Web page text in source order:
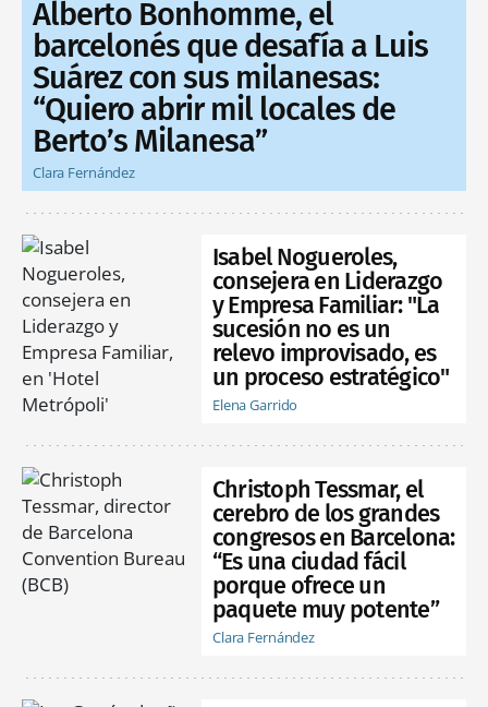
Alberto Bonhomme, el
barcelonés que desafía a Luis
Suárez con sus milanesas:
“Quiero abrir mil locales de
Berto’s Milanesa”
Clara Fernández
Isabel Nogueroles,
consejera en Liderazgo
y Empresa Familiar: "La
sucesión no es un
relevo improvisado, es
un proceso estratégico"
Elena Garrido
Christoph Tessmar, el
cerebro de los grandes
congresos en Barcelona:
“Es una ciudad fácil
porque ofrece un
paquete muy potente”
Clara Fernández